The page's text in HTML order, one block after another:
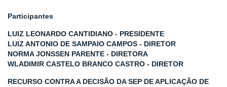
Participantes
LUIZ LEONARDO CANTIDIANO - PRESIDENTE
LUIZ ANTONIO DE SAMPAIO CAMPOS - DIRETOR
NORMA JONSSEN PARENTE - DIRETORA
WLADIMIR CASTELO BRANCO CASTRO - DIRETOR
RECURSO CONTRA A DECISÃO DA SEP DE APLICAÇÃO DE